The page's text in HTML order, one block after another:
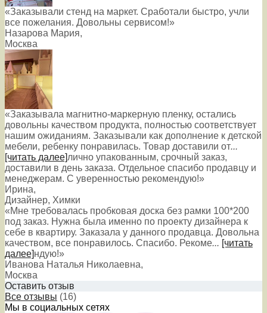
«Заказывали стенд на маркет. Сработали быстро, учли
все пожелания. Довольны сервисом!»
Назарова Мария,
Москва
«Заказывала магнитно-маркерную пленку, остались
довольны качеством продукта, полностью соответствует
нашим ожиданиям. Заказывали как дополнение к детской
мебели, ребенку понравилась. Товар доставили от...
[читать далее]лично упакованным, срочный заказ,
доставили в день заказа. Отдельное спасибо продавцу и
менеджерам. С уверенностью рекомендую!»
Ирина,
Дизайнер, Химки
«Мне требовалась пробковая доска без рамки 100*200
под заказ. Нужна была именно по проекту дизайнера к
себе в квартиру. Заказала у данного продавца. Довольна
качеством, все понравилось. Спасибо. Рекоме... [читать
далее]ндую!»
Иванова Наталья Николаевна,
Москва
Оставить отзыв
Все отзывы (16)
Мы в социальных сетях